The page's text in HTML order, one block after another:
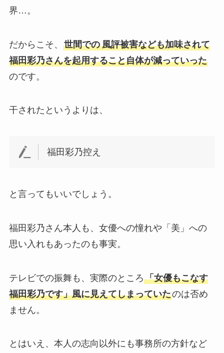
界…。
だからこそ、 世間での 風評被害なども加味されて
福田彩乃さんを起用すること自体が減っていった
のです。
干されたというよりは、
福田彩乃控え
と言ってもいいでしょう。
福田彩乃さん本人も、女優への憧れや「美」への
思い入れもあったのも事実。
テレビでの振舞も、実際のところ「女優もこなす
福田彩乃です」風に見えてしまっていたのは否め
ません。
とはいえ、本人の志向以外にも事務所の方針など